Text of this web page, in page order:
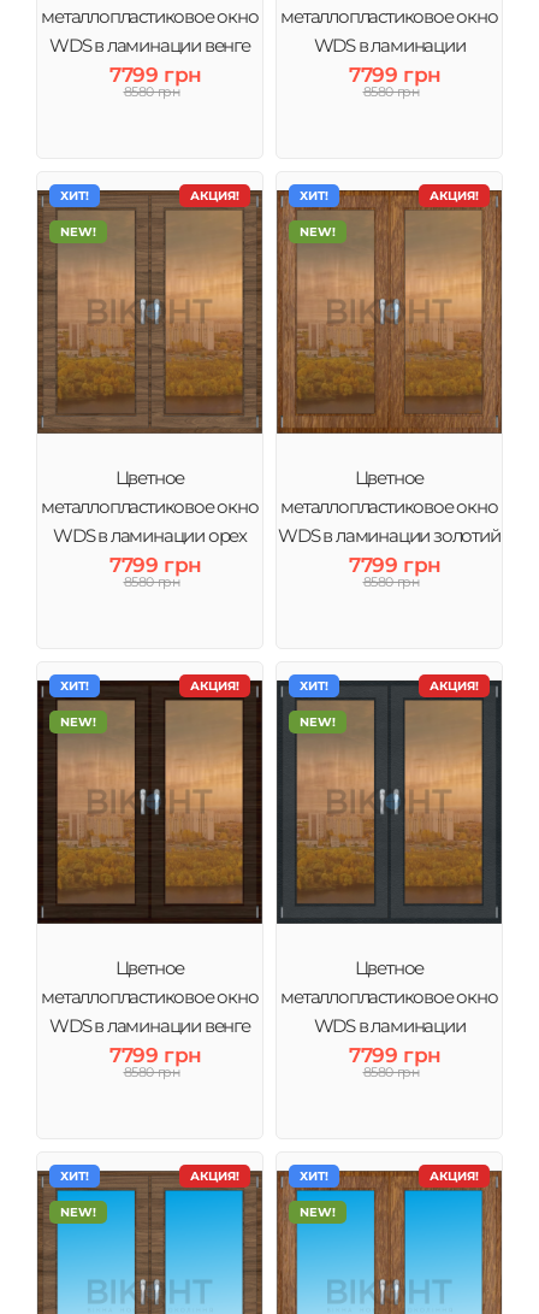
металлопластиковое окно
WDS в ламинации венге
тонировка зеркало
7799 грн
8580 грн
металлопластиковое окно
WDS в ламинации
Антрацит тонировка
зеркало
7799 грн
8580 грн
АКЦИЯ!
ХИТ!
NEW!
Цветное
металлопластиковое окно
WDS в ламинации орех
тонировка бронза
7799 грн
8580 грн
АКЦИЯ!
ХИТ!
NEW!
Цветное
металлопластиковое окно
WDS в ламинации золотий
дуб тонировка бронза
7799 грн
8580 грн
АКЦИЯ!
ХИТ!
NEW!
Цветное
металлопластиковое окно
WDS в ламинации венге
тонировка бронза
7799 грн
8580 грн
АКЦИЯ!
ХИТ!
NEW!
Цветное
металлопластиковое окно
WDS в ламинации
антрацит тонировка
бронза
7799 грн
8580 грн
АКЦИЯ!
ХИТ!
NEW!
АКЦИЯ!
ХИТ!
NEW!